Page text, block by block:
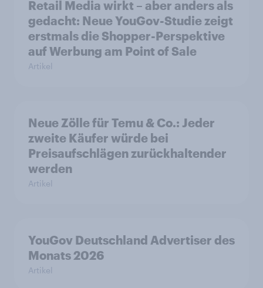
Retail Media wirkt – aber anders als
gedacht: Neue YouGov-Studie zeigt
erstmals die Shopper-Perspektive
auf Werbung am Point of Sale
Artikel
Neue Zölle für Temu & Co.: Jeder
zweite Käufer würde bei
Preisaufschlägen zurückhaltender
werden
Artikel
YouGov Deutschland Advertiser des
Monats 2026
Artikel